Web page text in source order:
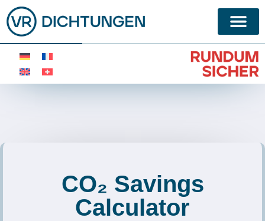
CO₂ Savings
Calculator